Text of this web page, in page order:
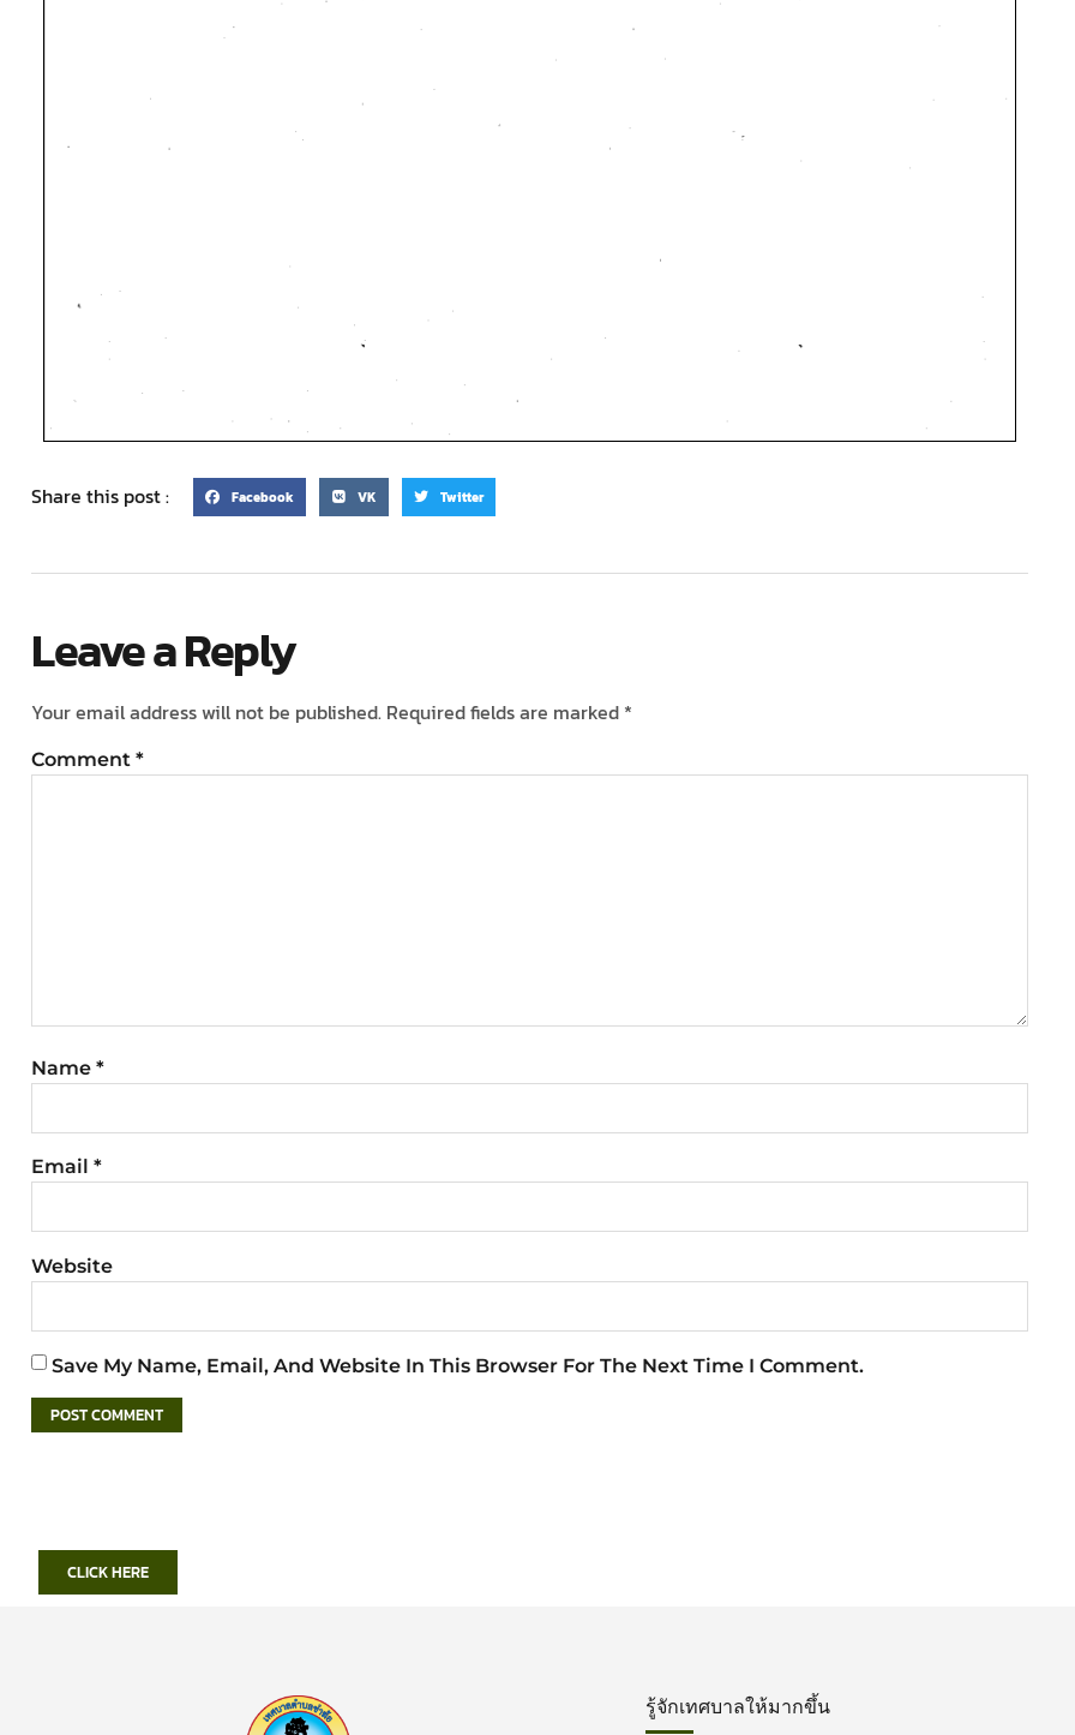
Share this post : Facebook VK Twitter
Leave a Reply
Your email address will not be published. Required fields are marked *
Comment *
Name *
Email *
Website
Save My Name, Email, And Website In This Browser For The Next Time I Comment.
CLICK HERE
รู้จักเทศบาลให้มากขึ้น